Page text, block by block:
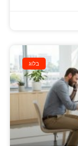
בלוג